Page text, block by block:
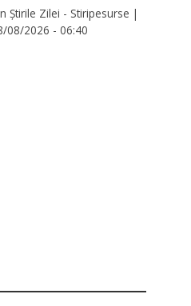
Știrile Zilei - Stiripesurse |
08/2026 - 06:40